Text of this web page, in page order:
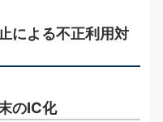
による不正利用対
のIC化